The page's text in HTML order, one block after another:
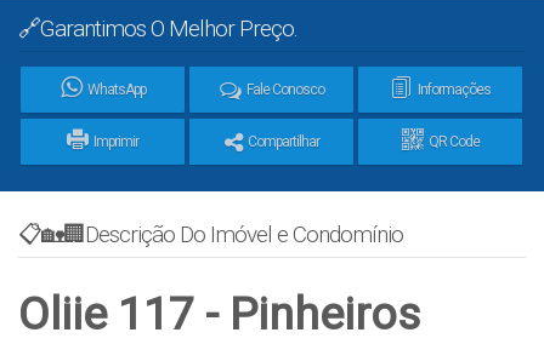
🔗Garantimos O Melhor Preço.
WhatsApp Fale Conosco Informações
Imprimir Compartilhar QR Code
📋🏡🏢Descrição Do Imóvel e Condomínio
Oliie 117 - Pinheiros